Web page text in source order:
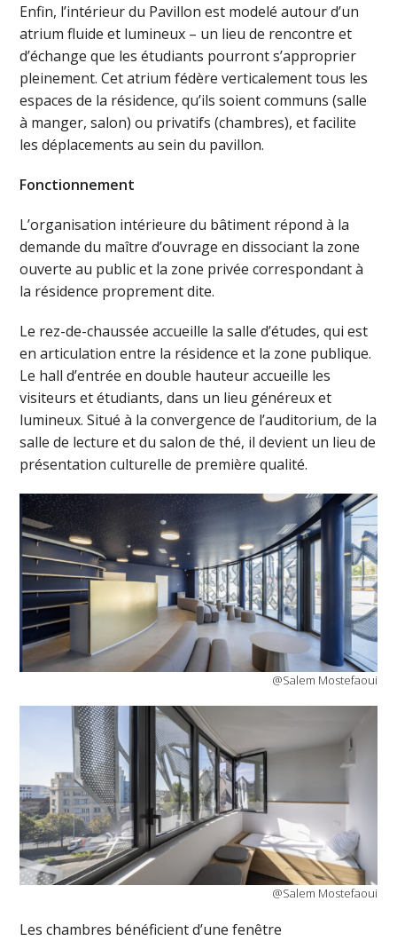
Enfin, l’intérieur du Pavillon est modelé autour d’un
atrium fluide et lumineux – un lieu de rencontre et
d’échange que les étudiants pourront s’approprier
pleinement. Cet atrium fédère verticalement tous les
espaces de la résidence, qu’ils soient communs (salle
à manger, salon) ou privatifs (chambres), et facilite
les déplacements au sein du pavillon.
Fonctionnement
L’organisation intérieure du bâtiment répond à la
demande du maître d’ouvrage en dissociant la zone
ouverte au public et la zone privée correspondant à
la résidence proprement dite.
Le rez-de-chaussée accueille la salle d’études, qui est
en articulation entre la résidence et la zone publique.
Le hall d’entrée en double hauteur accueille les
visiteurs et étudiants, dans un lieu généreux et
lumineux. Situé à la convergence de l’auditorium, de la
salle de lecture et du salon de thé, il devient un lieu de
présentation culturelle de première qualité.
@Salem Mostefaoui
@Salem Mostefaoui
Les chambres bénéficient d’une fenêtre